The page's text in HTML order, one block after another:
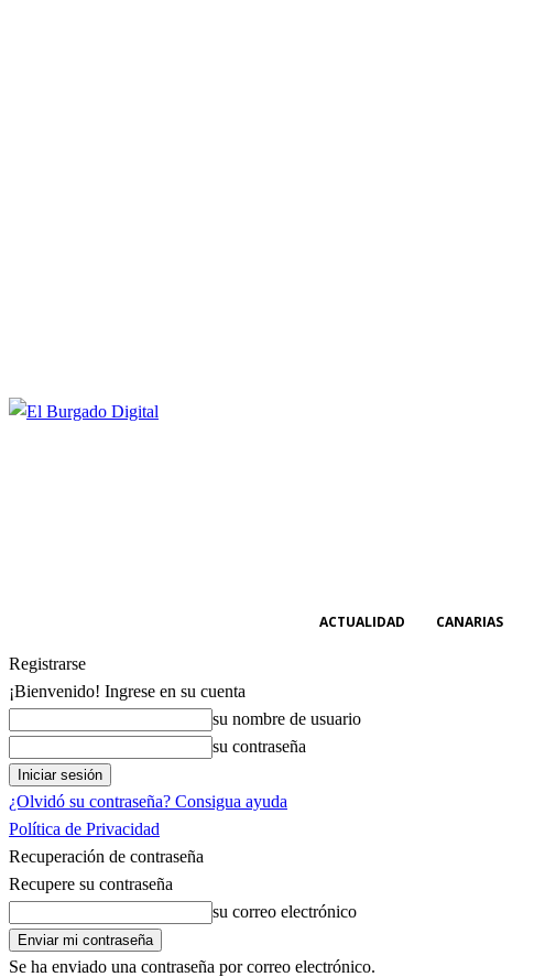
ACTUALIDAD CANARIAS
Registrarse
¡Bienvenido! Ingrese en su cuenta
su nombre de usuario
su contraseña
¿Olvidó su contraseña? Consigua ayuda
Política de Privacidad
Recuperación de contraseña
Recupere su contraseña
su correo electrónico
Se ha enviado una contraseña por correo electrónico.